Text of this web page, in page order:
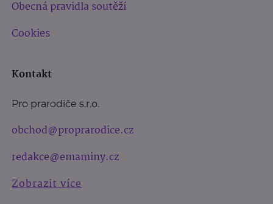
Obecná pravidla soutěží
Cookies
Kontakt
Pro prarodiče s.r.o.
obchod@proprarodice.cz
redakce@emaminy.cz
Zobrazit více